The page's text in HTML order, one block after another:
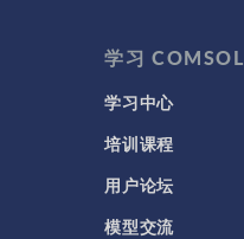
学习 COMSOL
学习中心
培训课程
用户论坛
模型交流